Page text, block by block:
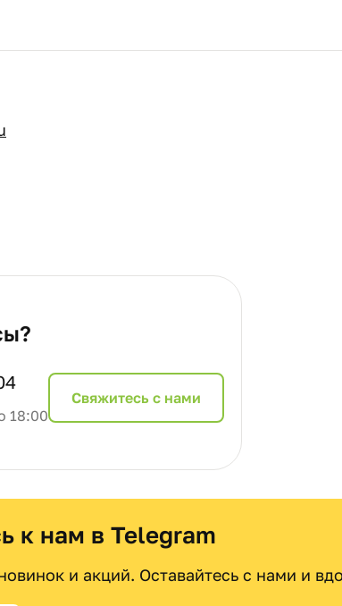
18:00
Cвяжитесь с нами
к нам в Telegram
и акций. Оставайтесь с нами и